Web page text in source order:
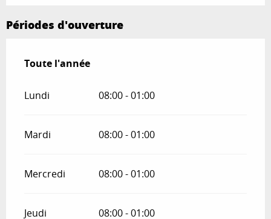
Périodes d'ouverture
Toute l'année
Toute l'année
Lundi 08:00 - 01:00
Mardi 08:00 - 01:00
Mercredi 08:00 - 01:00
Jeudi 08:00 - 01:00